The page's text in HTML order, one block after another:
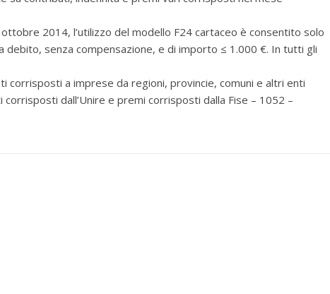
ottobre 2014, l’utilizzo del modello F24 cartaceo è consentito solo
debito, senza compensazione, e di importo ≤ 1.000 €. In tutti gli
corrisposti a imprese da regioni, provincie, comuni e altri enti
dall’Unire e premi corrisposti dalla Fise – 1052 –